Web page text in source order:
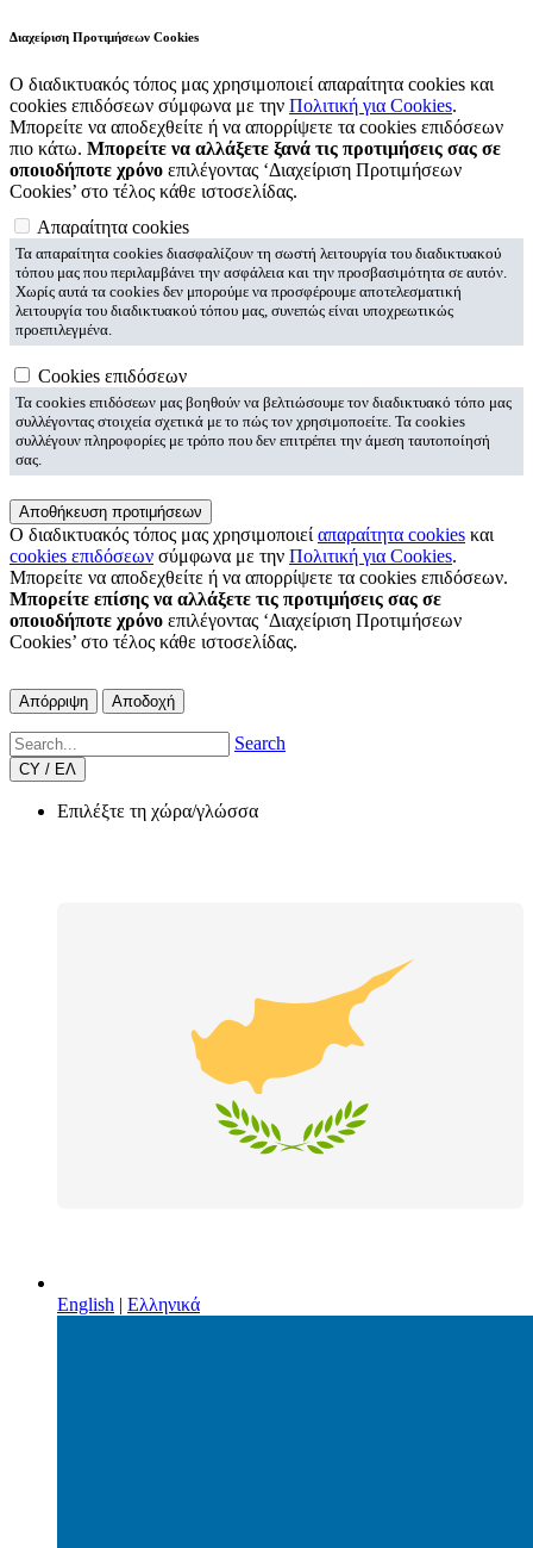
Διαχείριση Προτιμήσεων Cookies
Ο διαδικτυακός τόπος μας χρησιμοποιεί απαραίτητα cookies και
cookies επιδόσεων σύμφωνα με την Πολιτική για Cookies.
Μπορείτε να αποδεχθείτε ή να απορρίψετε τα cookies επιδόσεων
πιο κάτω. Μπορείτε να αλλάξετε ξανά τις προτιμήσεις σας σε
οποιοδήποτε χρόνο επιλέγοντας ‘Διαχείριση Προτιμήσεων
Cookies’ στο τέλος κάθε ιστοσελίδας.
Απαραίτητα cookies
Τα απαραίτητα cookies διασφαλίζουν τη σωστή λειτουργία του διαδικτυακού
τόπου μας που περιλαμβάνει την ασφάλεια και την προσβασιμότητα σε αυτόν.
Χωρίς αυτά τα cookies δεν μπορούμε να προσφέρουμε αποτελεσματική
λειτουργία του διαδικτυακού τόπου μας, συνεπώς είναι υποχρεωτικώς
προεπιλεγμένα.
Cookies επιδόσεων
Τα cookies επιδόσεων μας βοηθούν να βελτιώσουμε τον διαδικτυακό τόπο μας
συλλέγοντας στοιχεία σχετικά με το πώς τον χρησιμοποείτε. Τα cookies
συλλέγουν πληροφορίες με τρόπο που δεν επιτρέπει την άμεση ταυτοποίησή
σας.
Αποθήκευση προτιμήσεων
Ο διαδικτυακός τόπος μας χρησιμοποιεί απαραίτητα cookies και
cookies επιδόσεων σύμφωνα με την Πολιτική για Cookies.
Μπορείτε να αποδεχθείτε ή να απορρίψετε τα cookies επιδόσεων.
Μπορείτε επίσης να αλλάξετε τις προτιμήσεις σας σε
οποιοδήποτε χρόνο επιλέγοντας ‘Διαχείριση Προτιμήσεων
Cookies’ στο τέλος κάθε ιστοσελίδας.
Απόρριψη Αποδοχή
Search
CY / ΕΛ
Επιλέξτε τη χώρα/γλώσσα
English | Ελληνικά